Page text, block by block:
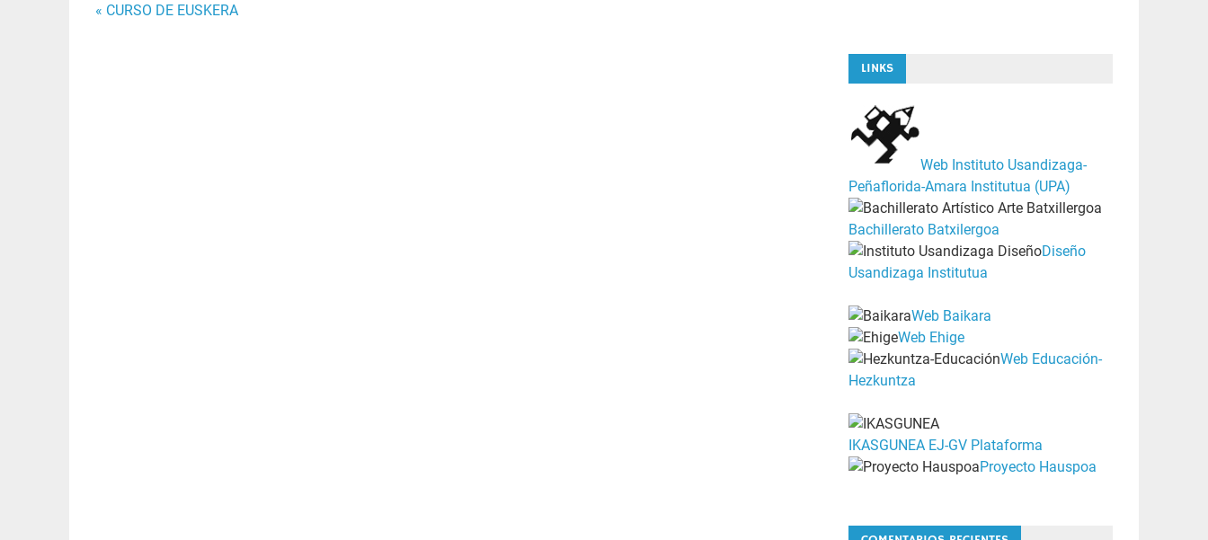
Navegación
« CURSO DE EUSKERA
LINKS
Web Instituto Usandizaga-
Peñaflorida-Amara Institutua (UPA)
Bachillerato Batxilergoa
Diseño
Usandizaga Institutua
Web Baikara
Web Ehige
Web Educación-
Hezkuntza
IKASGUNEA EJ-GV Plataforma
Proyecto Hauspoa